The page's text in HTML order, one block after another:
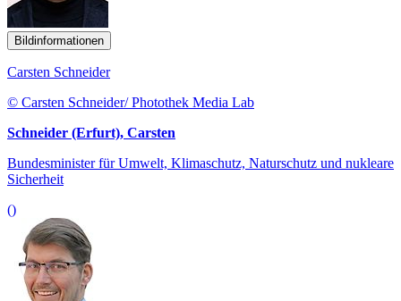
Bildinformationen
Carsten Schneider
© Carsten Schneider/ Photothek Media Lab
Schneider (Erfurt), Carsten
Bundesminister für Umwelt, Klimaschutz, Naturschutz und nukleare
Sicherheit
()